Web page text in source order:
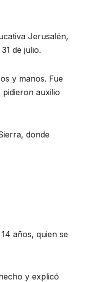
Jerusalén,
de julio.
y manos. Fue
auxilio
donde
años, quien se
y explicó